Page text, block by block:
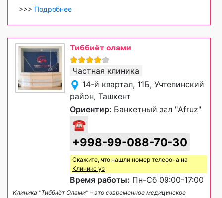
>>> Подробнее
Тиббиёт олами
Частная клиника
14-й квартал, 11Б, Учтепинский
район, Ташкент
Ориентир: Банкетный зал "Afruz"
☎
+998-99-088-70-30
Скажите, что нашли номер телефона на
Клиникс уз
Время работы: Пн-Сб 09:00-17:00
Клиника "Тиббиёт Олами" – это современное медицинское